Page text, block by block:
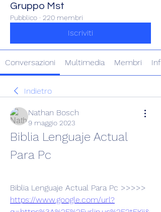
Gruppo Mst
Pubblico · 220 membri
Iscriviti
Conversazioni Multimedia Membri Info
Indietro
Nathan Bosch
9 maggio 2023
Biblia Lenguaje Actual
Para Pc
https://www.google.com/url?